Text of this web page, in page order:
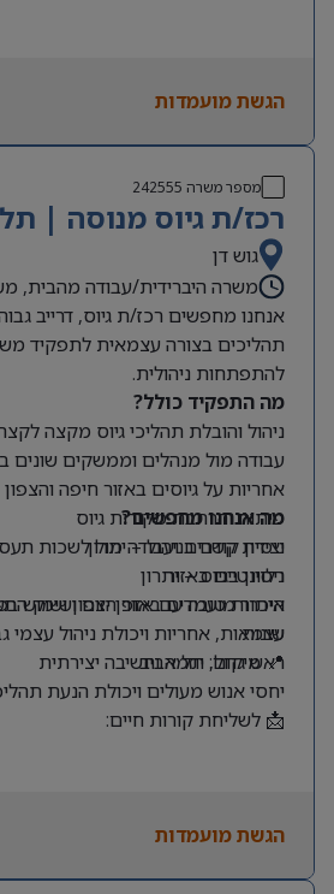
הגשת מועמדות
מספר משרה 242555
רכז/ת גיוס מנוסה |
גוש דן
משרה היברידית/עבודה מהבית,
אנחנו מחפשים רכז/ת גיוס, דרייב
תהליכים בצורה עצמאית לתפקיד
להתפתחות ניהולית.
מה התפקיד כולל?
ניהול והובלת תהליכי גיוס מקצה
עבודה מול מנהלים וממשקים שונים
אחריות על גיוסים באזור חיפה והצפון
פיתוח והרחבת מקורות גיוס
יצירת קשרים ועבודה מול לשכות
רלוונטיים באזור
איתור מועמדים באופן יזום ושימוש
שונות
מה אנחנו מחפשים?
ניסיון קודם בניהול – יתרון
ניסיון בגיוס – יתרון
היכרות טובה עם אזור הצפון ושוק
עצמאות, אחריות ויכולת ניהול עצמי
ראש גדול, יוזמה וחשיבה יצירתית
יחסי אנוש מעולים ויכולת הנעת
📍 מיקום: תל אביב
📩 לשליחת קורות חיים:
הגשת מועמדות